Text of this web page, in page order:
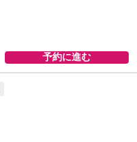
予約に進む